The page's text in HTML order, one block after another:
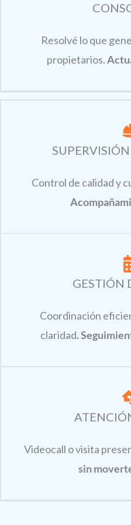
Resolvé lo que
propietarios.
Control de calidad y
GESTIÓN
Coordinación
claridad.
Videocall o visita
sin